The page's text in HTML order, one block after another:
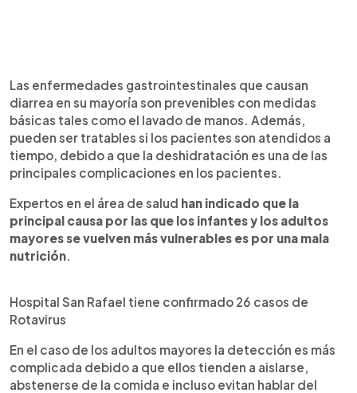
Las enfermedades gastrointestinales que causan
diarrea en su mayoría son prevenibles con medidas
básicas tales como el lavado de manos. Además,
pueden ser tratables si los pacientes son atendidos a
tiempo, debido a que la deshidratación es una de las
principales complicaciones en los pacientes.
Expertos en el área de salud han indicado que la
principal causa por las que los infantes y los adultos
mayores se vuelven más vulnerables es por una mala
nutrición.
Hospital San Rafael tiene confirmado 26 casos de
Rotavirus
En el caso de los adultos mayores la detección es más
complicada debido a que ellos tienden a aislarse,
abstenerse de la comida e incluso evitan hablar del